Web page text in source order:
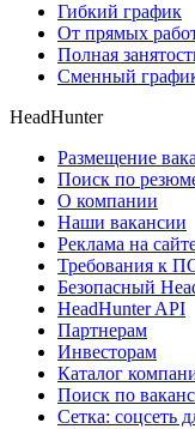
Гибкий график
От прямых
Полная
Сменный
HeadHunter
Размещение
Поиск по
О компании
Наши вакансии
Реклама на
Требования к
Безопасный
HeadHunter API
Партнерам
Инвесторам
Каталог
Поиск по
Сетка: соцсеть